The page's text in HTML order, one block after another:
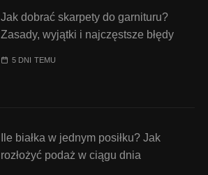
Jak dobrać skarpety do garnituru?
Zasady, wyjątki i najczęstsze błędy
5 DNI TEMU
Ile białka w jednym posiłku? Jak
rozłożyć podaż w ciągu dnia